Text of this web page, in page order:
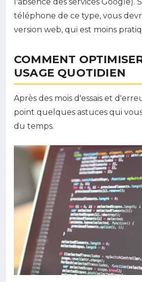
téléphone de ce type, vous
version web, qui est moins
COMMENT
USAGE QUOTIDIEN
Après des mois d'essais et
point quelques astuces qui
du temps.